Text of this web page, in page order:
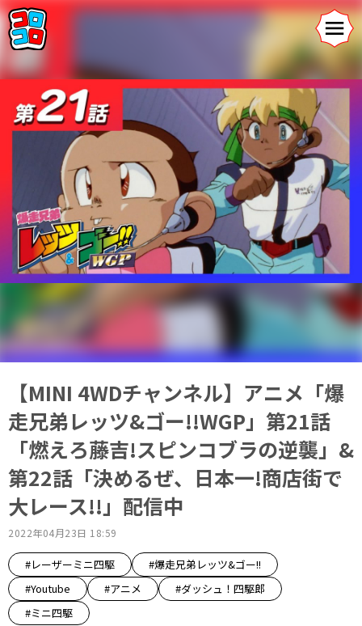
【MINI 4WDチャンネル】アニメ「爆
走兄弟レッツ&ゴー!!WGP」第21話
「燃えろ藤吉!スピンコブラの逆襲」&
第22話「決めるぜ、日本一!商店街で
大レース!!」配信中
2022年04月23日 18:59
#レーザーミニ四駆
#爆走兄弟レッツ&ゴー!!
#Youtube
#アニメ
#ダッシュ！四駆郎
#ミニ四駆